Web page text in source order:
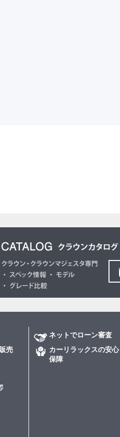
売
ネットでローン審査
カーリラックスの安心
保障